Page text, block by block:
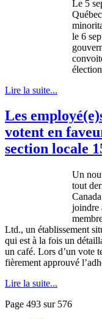
Le 5
Québec
le 6
Lire la suite...
Les
votent en
section locale
Un
tout
Canada
joindre
Ltd., un établissement
qui est à la fois un
un café. Lors d’un vote
fièrement approuvé
Lire la suite...
Page 493 sur 576